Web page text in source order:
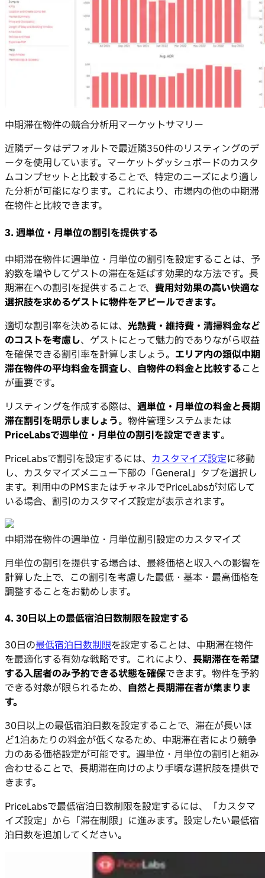
中期滞在物件の競合分析用マーケットサマリー
近隣データはデフォルトで最近隣350件のリスティングのデ
ータを使用しています。マーケットダッシュボードのカスタ
ムコンプセットと比較することで、特定のニーズにより適し
た分析が可能になります。これにより、市場内の他の中期滞
在物件と比較できます。
3. 週単位・月単位の割引を提供する
中期滞在物件に週単位・月単位の割引を設定することは、予
約数を増やしてゲストの滞在を延ばす効果的な方法です。長
期滞在への割引を提供することで、 費用対効果の高い快適な
選択肢を求めるゲストに物件をアピールできます。
適切な割引率を決めるには、 光熱費・維持費・清掃料金など
のコストを考慮し、ゲストにとって魅力的でありながら収益
を確保できる割引率を計算しましょう。 エリア内の類似中期
滞在物件の平均料金を調査し、 自物件の料金と比較すること
が重要です。
リスティングを作成する際は、 週単位・月単位の料金と長期
滞在割引を明示しましょう。物件管理システムまたは
PriceLabsで週単位・月単位の割引を設定できます。
PriceLabsで割引を設定するには、 カスタマイズ設定に移動
し、カスタマイズメニュー下部の「General」タブを選択し
ます。利用中のPMSまたはチャネルでPriceLabsが対応して
いる場合、割引のカスタマイズ設定が表示されます。
中期滞在物件の週単位・月単位割引設定のカスタマイズ
月単位の割引を提供する場合は、最終価格と収入への影響を
計算した上で、この割引を考慮した最低・基本・最高価格を
調整することをお勧めします。
4. 30日以上の最低宿泊日数制限を設定する
30日の最低宿泊日数制限を設定することは、中期滞在物件
を最適化する有効な戦略です。これにより、 長期滞在を希望
する入居者のみ予約できる状態を確保できます。物件を予約
できる対象が限られるため、 自然と長期滞在者が集まりま
す。
30日以上の最低宿泊日数を設定することで、滞在が長いほ
ど1泊あたりの料金が低くなるため、中期滞在者により競争
力のある価格設定が可能です。週単位・月単位の割引と組み
合わせることで、長期滞在向けのより手頃な選択肢を提供で
きます。
PriceLabsで最低宿泊日数制限を設定するには、「カスタマ
イズ設定」から「滞在制限」に進みます。設定したい最低宿
泊日数を追加してください。